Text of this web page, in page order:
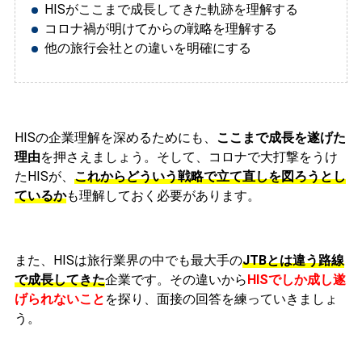
HISがここまで成長してきた軌跡を理解する
コロナ禍が明けてからの戦略を理解する
他の旅行会社との違いを明確にする
HISの企業理解を深めるためにも、 ここまで成長を遂げた
理由を押さえましょう。そして、コロナで大打撃をうけ
たHISが、 これからどういう戦略で立て直しを図ろうとし
ているかも理解しておく必要があります。
また、HISは旅行業界の中でも最大手のJTBとは違う路線
で成長してきた企業です。 その違いからHISでしか成し遂
げられないこと を探り、面接の回答を練っていきましょ
う。